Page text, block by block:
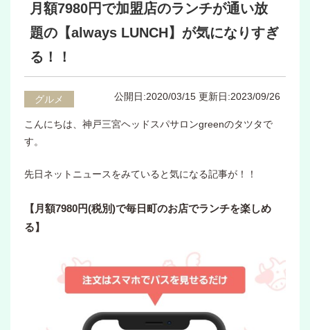
月額7980円で加盟店のランチが通い放
題の【always LUNCH】が気になりすぎ
る！！
グルメ 公開日:2020/03/15 更新日:2023/09/26
こんにちは、神戸三宮ヘッドスパサロンgreenのタツタで
す。
先日ネットニュースをみていると気になる記事が！！
【月額7980円(税別)で毎日町のお店でランチを楽しめ
る】